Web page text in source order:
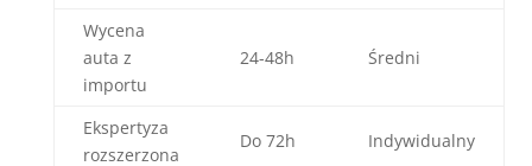
Wycena
auta z
importu
24-48h Średni
Ekspertyza
rozszerzona
Do 72h Indywidualny